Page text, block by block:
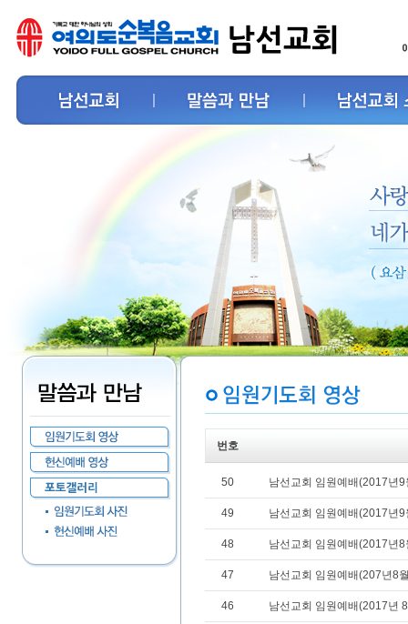
번호
50 남선교회 임원예배(2017년
49 남선교회 임원예배(2017년
48 남선교회 임원예배(2017년
47 남선교회 임원예배(207년8
46 남선교회 임원예배(2017년